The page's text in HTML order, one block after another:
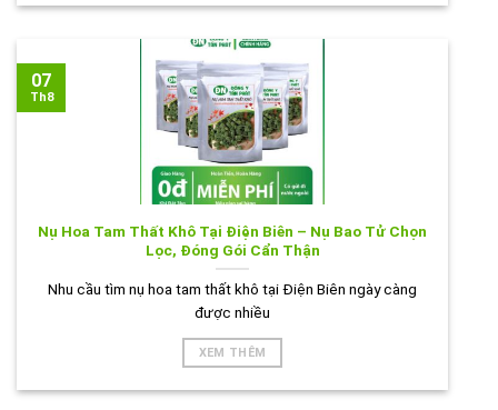
Nụ Hoa Tam Thất Khô Tại Điện Biên – Nụ Bao Tử Chọn
Lọc, Đóng Gói Cẩn Thận
Nhu cầu tìm nụ hoa tam thất khô tại Điện Biên ngày càng
được nhiều
XEM THÊM
07
Th8